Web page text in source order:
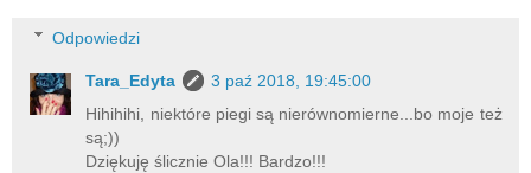
Odpowiedzi
Tara_Edyta
3 paź 2018, 19:45:00
Hihihihi, niektóre piegi są nierównomierne...bo moje też
są;))
Dziękuję ślicznie Ola!!! Bardzo!!!